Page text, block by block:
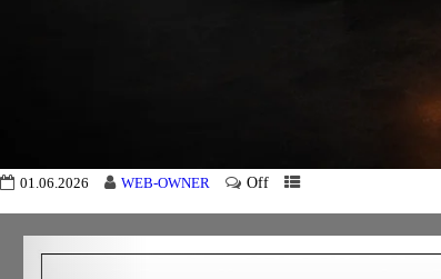
01.06.2026 WEB-OWNER Off